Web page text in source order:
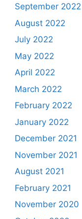
September 2022
August 2022
July 2022
May 2022
April 2022
March 2022
February 2022
January 2022
December 2021
November 2021
August 2021
February 2021
November 2020